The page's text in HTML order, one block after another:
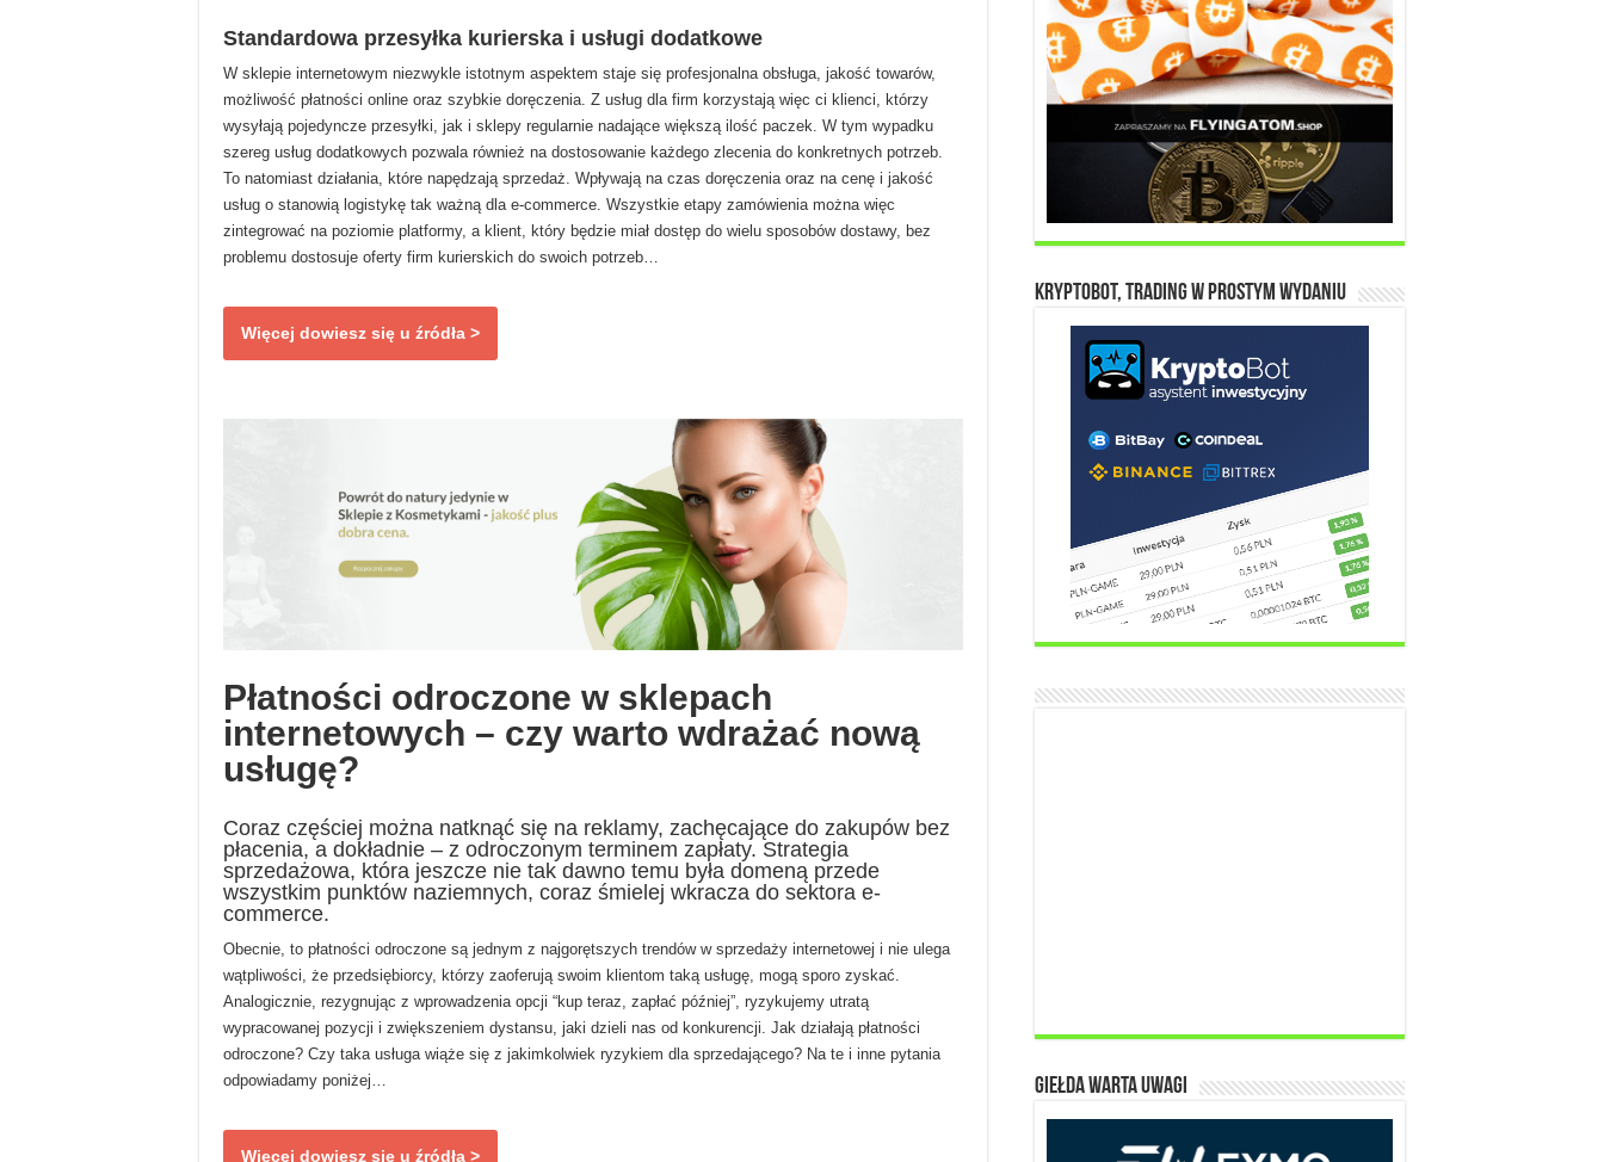
Standardowa przesyłka kurierska i usługi dodatkowe
W sklepie internetowym niezwykle istotnym aspektem staje się profesjonalna obsługa, jakość towarów,
możliwość płatności online oraz szybkie doręczenia. Z usług dla firm korzystają więc ci klienci, którzy
wysyłają pojedyncze przesyłki, jak i sklepy regularnie nadające większą ilość paczek. W tym wypadku
szereg usług dodatkowych pozwala również na dostosowanie każdego zlecenia do konkretnych potrzeb.
To natomiast działania, które napędzają sprzedaż. Wpływają na czas doręczenia oraz na cenę i jakość
usług o stanowią logistykę tak ważną dla e-commerce. Wszystkie etapy zamówienia można więc
zintegrować na poziomie platformy, a klient, który będzie miał dostęp do wielu sposobów dostawy, bez
problemu dostosuje oferty firm kurierskich do swoich potrzeb…
Więcej dowiesz się u źródła >
Płatności odroczone w sklepach
internetowych – czy warto wdrażać nową
usługę?
Coraz częściej można natknąć się na reklamy, zachęcające do zakupów bez
płacenia, a dokładnie – z odroczonym terminem zapłaty. Strategia
sprzedażowa, która jeszcze nie tak dawno temu była domeną przede
wszystkim punktów naziemnych, coraz śmielej wkracza do sektora e-
commerce.
Obecnie, to płatności odroczone są jednym z najgorętszych trendów w sprzedaży internetowej i nie ulega
wątpliwości, że przedsiębiorcy, którzy zaoferują swoim klientom taką usługę, mogą sporo zyskać.
Analogicznie, rezygnując z wprowadzenia opcji “kup teraz, zapłać później”, ryzykujemy utratą
wypracowanej pozycji i zwiększeniem dystansu, jaki dzieli nas od konkurencji. Jak działają płatności
odroczone? Czy taka usługa wiąże się z jakimkolwiek ryzykiem dla sprzedającego? Na te i inne pytania
odpowiadamy poniżej…
Więcej dowiesz się u źródła >
KryptoBot, trading w prostym wydaniu
Giełda warta uwagi